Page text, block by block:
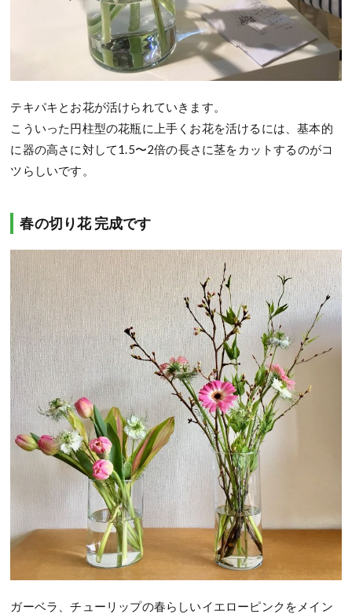
テキパキとお花が活けられていきます。
こういった円柱型の花瓶に上手くお花を活けるには、基本的
に器の高さに対して1.5〜2倍の長さに茎をカットするのがコ
ツらしいです。
春の切り花 完成です
ガーベラ、チューリップの春らしいイエローピンクをメイン